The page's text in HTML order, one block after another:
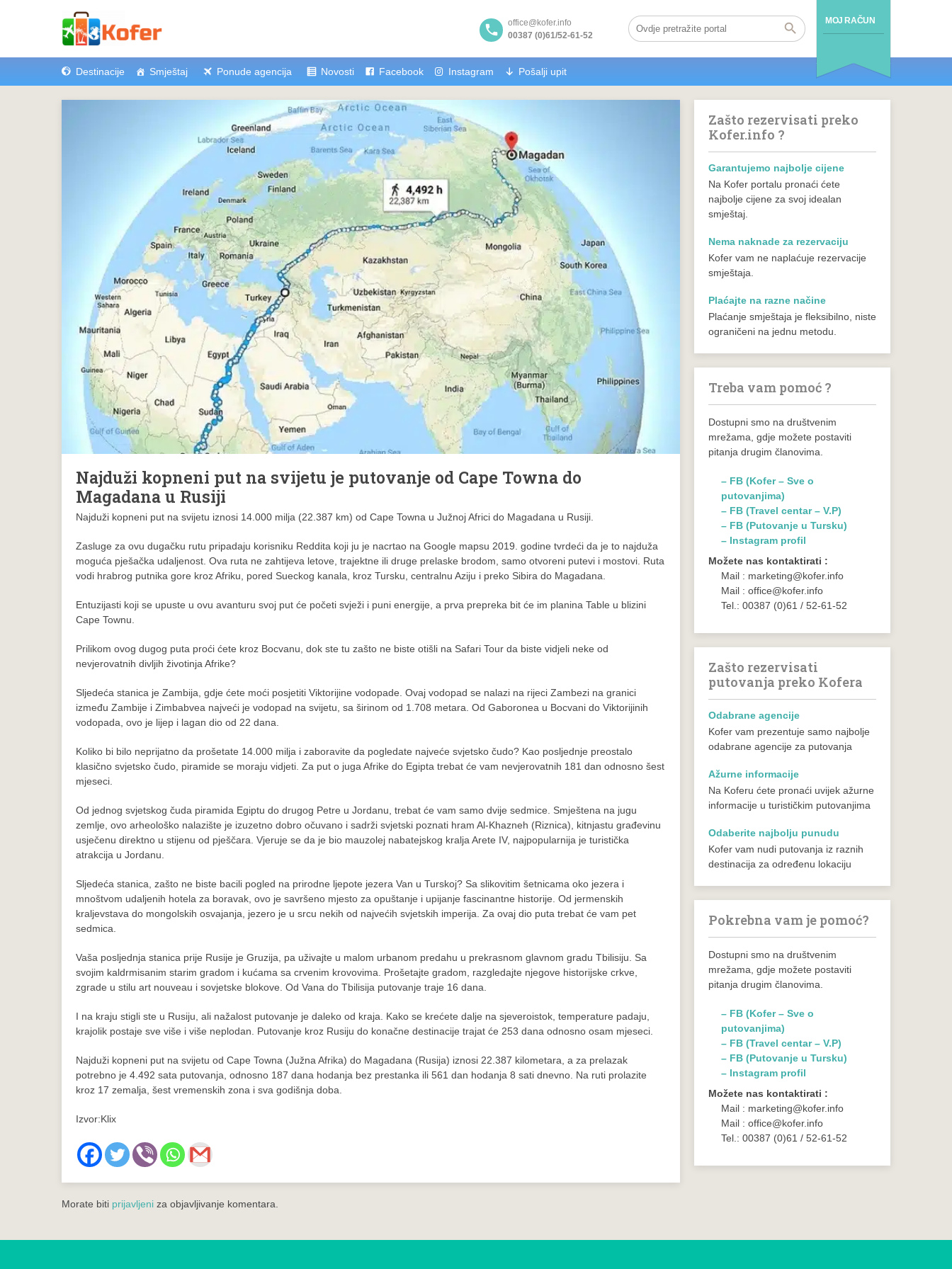
MOJ RAČUN
office@kofer.info
00387 (0)61/52-61-52
Destinacije Smještaj Ponude agencija Novosti Facebook Instagram Pošalji upit
Najduži kopneni put na svijetu je putovanje od Cape Towna do
Magadana u Rusiji
Najduži kopneni put na svijetu iznosi 14.000 milja (22.387 km) od Cape Towna u Južnoj Africi do Magadana u Rusiji.
Zasluge za ovu dugačku rutu pripadaju korisniku Reddita koji ju je nacrtao na Google mapsu 2019. godine tvrdeći da je to najduža
moguća pješačka udaljenost. Ova ruta ne zahtijeva letove, trajektne ili druge prelaske brodom, samo otvoreni putevi i mostovi. Ruta
vodi hrabrog putnika gore kroz Afriku, pored Sueckog kanala, kroz Tursku, centralnu Aziju i preko Sibira do Magadana.
Entuzijasti koji se upuste u ovu avanturu svoj put će početi svježi i puni energije, a prva prepreka bit će im planina Table u blizini
Cape Townu.
Prilikom ovog dugog puta proći ćete kroz Bocvanu, dok ste tu zašto ne biste otišli na Safari Tour da biste vidjeli neke od
nevjerovatnih divljih životinja Afrike?
Sljedeća stanica je Zambija, gdje ćete moći posjetiti Viktorijine vodopade. Ovaj vodopad se nalazi na rijeci Zambezi na granici
između Zambije i Zimbabvea najveći je vodopad na svijetu, sa širinom od 1.708 metara. Od Gaboronea u Bocvani do Viktorijinih
vodopada, ovo je lijep i lagan dio od 22 dana.
Koliko bi bilo neprijatno da prošetate 14.000 milja i zaboravite da pogledate najveće svjetsko čudo? Kao posljednje preostalo
klasično svjetsko čudo, piramide se moraju vidjeti. Za put o juga Afrike do Egipta trebat će vam nevjerovatnih 181 dan odnosno šest
mjeseci.
Od jednog svjetskog čuda piramida Egiptu do drugog Petre u Jordanu, trebat će vam samo dvije sedmice. Smještena na jugu
zemlje, ovo arheološko nalazište je izuzetno dobro očuvano i sadrži svjetski poznati hram Al-Khazneh (Riznica), kitnjastu građevinu
usječenu direktno u stijenu od pješčara. Vjeruje se da je bio mauzolej nabatejskog kralja Arete IV, najpopularnija je turistička
atrakcija u Jordanu.
Sljedeća stanica, zašto ne biste bacili pogled na prirodne ljepote jezera Van u Turskoj? Sa slikovitim šetnicama oko jezera i
mnoštvom udaljenih hotela za boravak, ovo je savršeno mjesto za opuštanje i upijanje fascinantne historije. Od jermenskih
kraljevstava do mongolskih osvajanja, jezero je u srcu nekih od najvećih svjetskih imperija. Za ovaj dio puta trebat će vam pet
sedmica.
Vaša posljednja stanica prije Rusije je Gruzija, pa uživajte u malom urbanom predahu u prekrasnom glavnom gradu Tbilisiju. Sa
svojim kaldrmisanim starim gradom i kućama sa crvenim krovovima. Prošetajte gradom, razgledajte njegove historijske crkve,
zgrade u stilu art nouveau i sovjetske blokove. Od Vana do Tbilisija putovanje traje 16 dana.
I na kraju stigli ste u Rusiju, ali nažalost putovanje je daleko od kraja. Kako se krećete dalje na sjeveroistok, temperature padaju,
krajolik postaje sve više i više neplodan. Putovanje kroz Rusiju do konačne destinacije trajat će 253 dana odnosno osam mjeseci.
Najduži kopneni put na svijetu od Cape Towna (Južna Afrika) do Magadana (Rusija) iznosi 22.387 kilometara, a za prelazak
potrebno je 4.492 sata putovanja, odnosno 187 dana hodanja bez prestanka ili 561 dan hodanja 8 sati dnevno. Na ruti prolazite
kroz 17 zemalja, šest vremenskih zona i sva godišnja doba.
Izvor:Klix
Morate biti prijavljeni za objavljivanje komentara.
Zašto rezervisati preko
Kofer.info ?
Garantujemo najbolje cijene
Na Kofer portalu pronaći ćete
najbolje cijene za svoj idealan
smještaj.
Nema naknade za rezervaciju
Kofer vam ne naplaćuje rezervacije
smještaja.
Plaćajte na razne načine
Plaćanje smještaja je fleksibilno, niste
ograničeni na jednu metodu.
Treba vam pomoć ?
Dostupni smo na društvenim
mrežama, gdje možete postaviti
pitanja drugim članovima.
– FB (Kofer – Sve o
putovanjima)
– FB (Travel centar – V.P)
– FB (Putovanje u Tursku)
– Instagram profil
Možete nas kontaktirati :
Mail : marketing@kofer.info
Mail : office@kofer.info
Tel.: 00387 (0)61 / 52-61-52
Zašto rezervisati
putovanja preko Kofera
Odabrane agencije
Kofer vam prezentuje samo najbolje
odabrane agencije za putovanja
Ažurne informacije
Na Koferu ćete pronaći uvijek ažurne
informacije u turističkim putovanjima
Odaberite najbolju punudu
Kofer vam nudi putovanja iz raznih
destinacija za određenu lokaciju
Pokrebna vam je pomoć?
Dostupni smo na društvenim
mrežama, gdje možete postaviti
pitanja drugim članovima.
– FB (Kofer – Sve o
putovanjima)
– FB (Travel centar – V.P)
– FB (Putovanje u Tursku)
– Instagram profil
Možete nas kontaktirati :
Mail : marketing@kofer.info
Mail : office@kofer.info
Tel.: 00387 (0)61 / 52-61-52